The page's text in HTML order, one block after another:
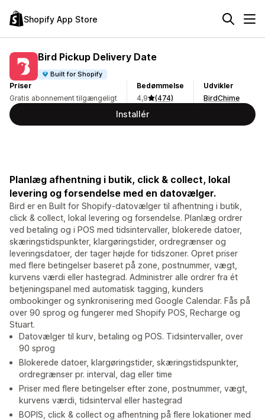
Shopify App Store
Bird Pickup Delivery Date
Built for Shopify
Priser
Gratis abonnement tilgængeligt
Bedømmelse
4,9
(474)
Udvikler
BirdChime
Installér
Planlæg afhentning i butik, click & collect, lokal
levering og forsendelse med en datovælger.
Bird er en Built for Shopify-datovælger til afhentning i butik,
click & collect, lokal levering og forsendelse. Planlæg ordrer
ved betaling og i POS med tidsintervaller, blokerede datoer,
skæringstidspunkter, klargøringstider, ordregrænser og
leveringsdatoer, der tager højde for tidszoner. Opret priser
med flere betingelser baseret på zone, postnummer, vægt,
kurvens værdi eller hastegrad. Administrer alle ordrer fra ét
betjeningspanel med automatisk tagging, kunders
ombookinger og synkronisering med Google Calendar. Fås på
over 90 sprog og fungerer med Shopify POS, Recharge og
Stuart.
Datovælger til kurv, betaling og POS. Tidsintervaller, over
90 sprog
Blokerede datoer, klargøringstider, skæringstidspunkter,
ordregrænser pr. interval, dag eller time
Priser med flere betingelser efter zone, postnummer, vægt,
kurvens værdi, tidsinterval eller hastegrad
BOPIS, click & collect og afhentning på flere lokationer med